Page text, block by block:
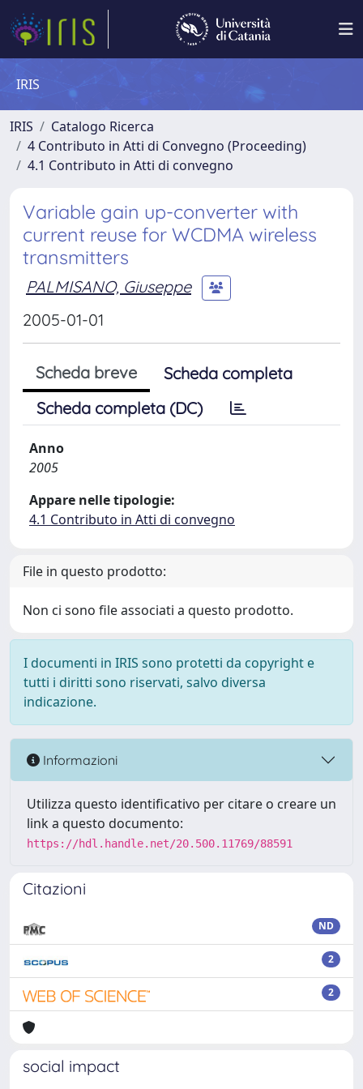
IRIS
IRIS
Catalogo Ricerca
4 Contributo in Atti di Convegno (Proceeding)
4.1 Contributo in Atti di convegno
Variable gain up-converter with
current reuse for WCDMA wireless
transmitters
PALMISANO, Giuseppe
2005-01-01
Scheda breve
Scheda completa
Scheda completa (DC)
Anno
2005
Appare nelle tipologie:
4.1 Contributo in Atti di convegno
File in questo prodotto:
Non ci sono file associati a questo prodotto.
I documenti in IRIS sono protetti da copyright e
tutti i diritti sono riservati, salvo diversa
indicazione.
Informazioni
Utilizza questo identificativo per citare o creare un
link a questo documento:
https://hdl.handle.net/20.500.11769/88591
Citazioni
ND
2
2
social impact